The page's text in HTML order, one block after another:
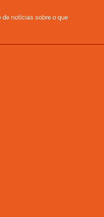
de notícias sobre o que